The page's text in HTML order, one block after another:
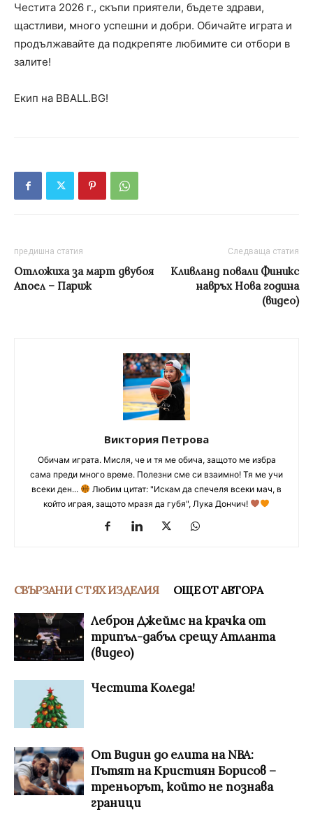
Честита 2026 г., скъпи приятели, бъдете здрави,
щастливи, много успешни и добри. Обичайте играта и
продължавайте да подкрепяте любимите си отбори в
залите!
Екип на BBALL.BG!
предишна статия
Отложиха за март двубоя
Апоел – Париж
Следваща статия
Кливланд повали Финикс
навръх Нова година
(видео)
Виктория Петрова
Обичам играта. Мисля, че и тя ме обича, защото ме избра
сама преди много време. Полезни сме си взаимно! Тя ме учи
всеки ден...
Любим цитат: "Искам да спечеля всеки мач, в
който играя, защото мразя да губя", Лука Дончич!
СВЪРЗАНИ С ТЯХ ИЗДЕЛИЯ ОЩЕ ОТ АВТОРА
Леброн Джеймс на крачка от
трипъл-дабъл срещу Атланта
(видео)
Честита Коледа!
От Видин до елита на NBA:
Пътят на Кристиян Борисов –
треньорът, който не познава
граници